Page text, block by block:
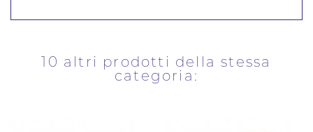
10 altri prodotti della stessa
categoria: